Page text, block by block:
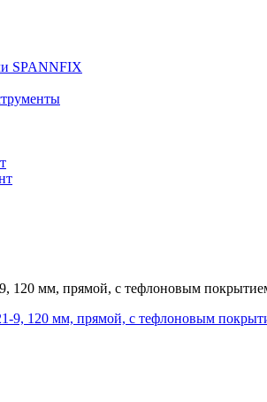
SPANNFIX
120 мм, прямой, с тефлоновым